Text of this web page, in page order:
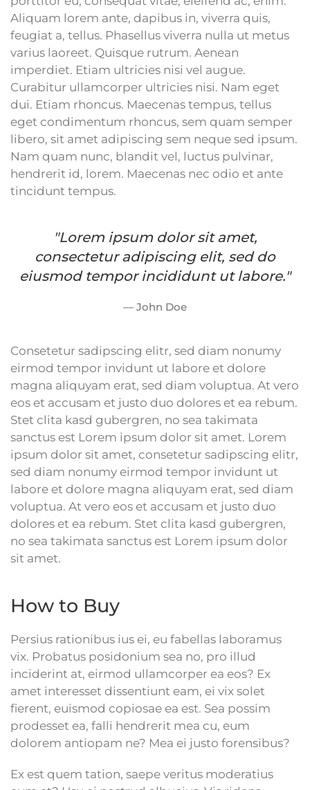
Aliquam lorem ante, dapibus in, viverra quis,
feugiat a, tellus. Phasellus viverra nulla ut metus
varius laoreet. Quisque rutrum. Aenean
imperdiet. Etiam ultricies nisi vel augue.
Curabitur ullamcorper ultricies nisi. Nam eget
dui. Etiam rhoncus. Maecenas tempus, tellus
eget condimentum rhoncus, sem quam semper
libero, sit amet adipiscing sem neque sed ipsum.
Nam quam nunc, blandit vel, luctus pulvinar,
hendrerit id, lorem. Maecenas nec odio et ante
tincidunt tempus.
"Lorem ipsum dolor sit amet,
consectetur adipiscing elit, sed do
eiusmod tempor incididunt ut labore."
John Doe
Consetetur sadipscing elitr, sed diam nonumy
eirmod tempor invidunt ut labore et dolore
magna aliquyam erat, sed diam voluptua. At vero
eos et accusam et justo duo dolores et ea rebum.
Stet clita kasd gubergren, no sea takimata
sanctus est Lorem ipsum dolor sit amet. Lorem
ipsum dolor sit amet, consetetur sadipscing elitr,
sed diam nonumy eirmod tempor invidunt ut
labore et dolore magna aliquyam erat, sed diam
voluptua. At vero eos et accusam et justo duo
dolores et ea rebum. Stet clita kasd gubergren,
no sea takimata sanctus est Lorem ipsum dolor
sit amet.
How to Buy
Persius rationibus ius ei, eu fabellas laboramus
vix. Probatus posidonium sea no, pro illud
inciderint at, eirmod ullamcorper ea eos? Ex
amet interesset dissentiunt eam, ei vix solet
fierent, euismod copiosae ea est. Sea possim
prodesset ea, falli hendrerit mea cu, eum
dolorem antiopam ne? Mea ei justo forensibus?
Ex est quem tation, saepe veritus moderatius